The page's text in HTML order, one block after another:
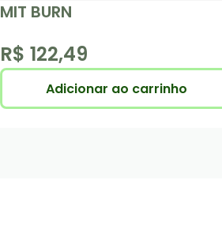
MIT BURN
R$ 122,49
Adicionar ao carrinho